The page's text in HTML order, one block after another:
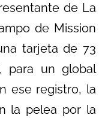
de La
de Mission
tarjeta de 73
para un global
ese registro, la
la pelea por la